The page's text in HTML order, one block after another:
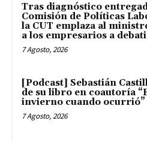
Tras diagnóstico
Comisión de Políticas
la CUT emplaza al
a los empresarios a
7 Agosto, 2026
[Podcast] Sebastián
de su libro en coautoría
invierno cuando ocurrió”
7 Agosto, 2026